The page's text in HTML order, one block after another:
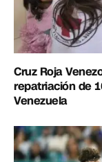
Cruz Roja
repatriación de
Venezuela